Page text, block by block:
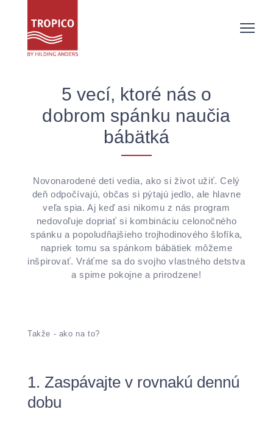
5 vecí, ktoré nás o
dobrom spánku naučia
bábätká
Novonarodené deti vedia, ako si život užiť. Celý
deň odpočívajú, občas si pýtajú jedlo, ale hlavne
veľa spia. Aj keď asi nikomu z nás program
nedovoľuje dopriať si kombináciu celonočného
spánku a popoludňajšieho trojhodinového šlofíka,
napriek tomu sa spánkom bábätiek môžeme
inšpirovať. Vráťme sa do svojho vlastného detstva
a spime pokojne a prirodzene!
Takže - ako na to?
1. Zaspávajte v rovnakú dennú
dobu